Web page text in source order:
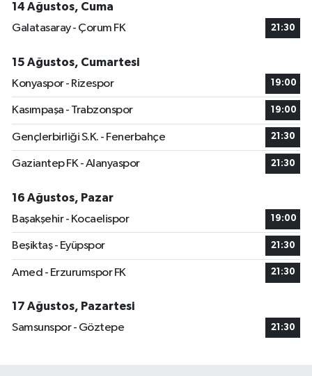
14 Ağustos, Cuma
Galatasaray - Çorum FK
21:30
15 Ağustos, Cumartesi
Konyaspor - Rizespor
19:00
Kasımpaşa - Trabzonspor 19:00
Gençlerbirliği S.K. - Fenerbahçe 21:30
Gaziantep FK - Alanyaspor 21:30
16 Ağustos, Pazar
Başakşehir - Kocaelispor
19:00
Beşiktaş - Eyüpspor 21:30
Amed - Erzurumspor FK 21:30
17 Ağustos, Pazartesi
Samsunspor - Göztepe
21:30